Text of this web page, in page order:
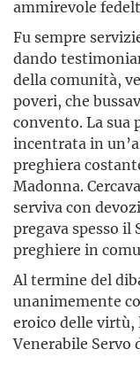
ammirevole
Fu sempre
dando
della comunità,
poveri, che
convento. La sua
incentrata in
preghiera
Madonna.
serviva con
pregava spesso il
preghiere in
Al termine del
unanimemente
eroico delle virtù,
Venerabile Servo